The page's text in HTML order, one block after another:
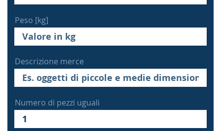
Peso [kg]
Descrizione merce
Numero di pezzi uguali